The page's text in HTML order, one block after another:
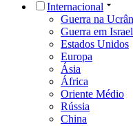
Internacional
Guerra na
Guerra em Israel
Estados Unidos
Europa
Ásia
África
Oriente Médio
Rússia
China